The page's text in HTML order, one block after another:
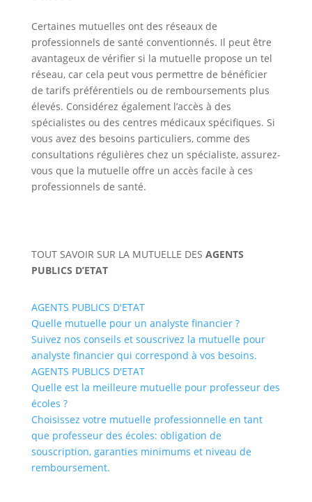
Certaines mutuelles ont des réseaux de
professionnels de santé conventionnés. Il peut être
avantageux de vérifier si la mutuelle propose un tel
réseau, car cela peut vous permettre de bénéficier
de tarifs préférentiels ou de remboursements plus
élevés. Considérez également l’accès à des
spécialistes ou des centres médicaux spécifiques. Si
vous avez des besoins particuliers, comme des
consultations régulières chez un spécialiste, assurez-
vous que la mutuelle offre un accès facile à ces
professionnels de santé.
TOUT SAVOIR SUR LA MUTUELLE DES AGENTS
PUBLICS D’ETAT
AGENTS PUBLICS D'ETAT
Quelle mutuelle pour un analyste financier ?
Suivez nos conseils et souscrivez la mutuelle pour
analyste financier qui correspond à vos besoins.
AGENTS PUBLICS D'ETAT
Quelle est la meilleure mutuelle pour professeur des
écoles ?
Choisissez votre mutuelle professionnelle en tant
que professeur des écoles: obligation de
souscription, garanties minimums et niveau de
remboursement.